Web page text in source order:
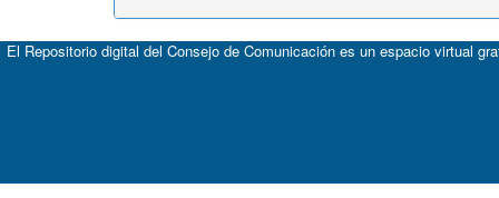
El Repositorio digital del Consejo de Comunicación es un espacio virtual